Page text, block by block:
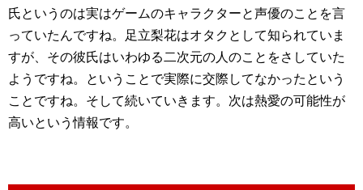
氏というのは実はゲームのキャラクターと声優のことを言
っていたんですね。足立梨花はオタクとして知られていま
すが、その彼氏はいわゆる二次元の人のことをさしていた
ようですね。ということで実際に交際してなかったという
ことですね。そして続いていきます。次は熱愛の可能性が
高いという情報です。